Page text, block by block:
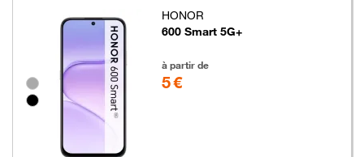
Groupe de couleurs disponibles non sélectionnables
HONOR
600 Smart 5G+
à partir de
5 €